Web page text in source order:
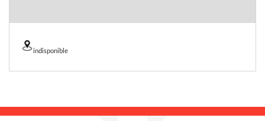
indisponible